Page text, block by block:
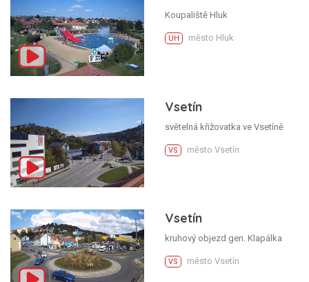
Koupaliště Hluk
UH město Hluk
Vsetín
světelná křižovatka ve Vsetíně
VS město Vsetín
Vsetín
kruhový objezd gen. Klapálka
VS město Vsetín